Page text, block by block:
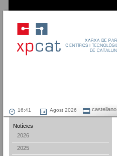
Agost 2026 castellano
Notícies
2026
2025